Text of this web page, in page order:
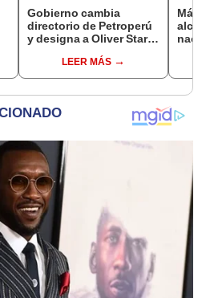
Gobierno cambia
directorio de Petroperú
y designa a Oliver Stark
empresa estatal
LEER MÁS
Más